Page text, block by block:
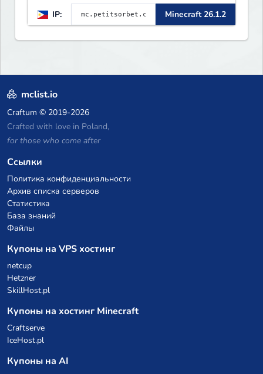
IP: Minecraft 26.1.2
mclist.io
Craftum © 2019-2026
Crafted with love in Poland,
for those who come after
Ссылки
Политика конфиденциальности
Архив списка серверов
Статистика
База знаний
Файлы
Купоны на VPS хостинг
netcup
Hetzner
SkillHost.pl
Купоны на хостинг Minecraft
Craftserve
IceHost.pl
Купоны на AI